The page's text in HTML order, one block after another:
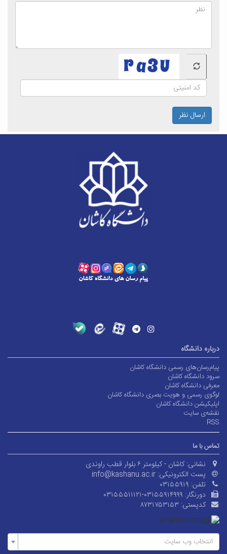
ارسال نظر
درباره دانشگاه
پیام‌رسان‌های رسمی دانشگاه کاشان
سرود دانشگاه کاشان
معرفی دانشگاه کاشان
لوگوی رسمی و هویت بصری دانشگاه کاشان
اپلیکیشن دانشگاه کاشان
نقشه‌ی سایت
RSS
تماس با ما
نشانی: کاشان - کیلومتر ۶ بلوار قطب راوندی
پست الکترونیکی: info@kashanu.ac.ir
تلفن: ۰۳۱۵۵۹۱۹
دورنگار: ۰۳۱۵۵۵۱۱۱۲۱-۰۳۱۵۵۹۱۴۹۹۹
کدپستی: ۸۷۳۱۷۵۳۱۵۳
انتخاب وب سایت